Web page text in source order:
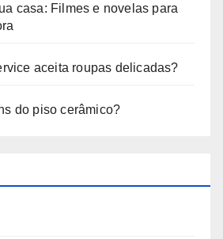
casa: Filmes e novelas para
aceita roupas delicadas?
do piso cerâmico?